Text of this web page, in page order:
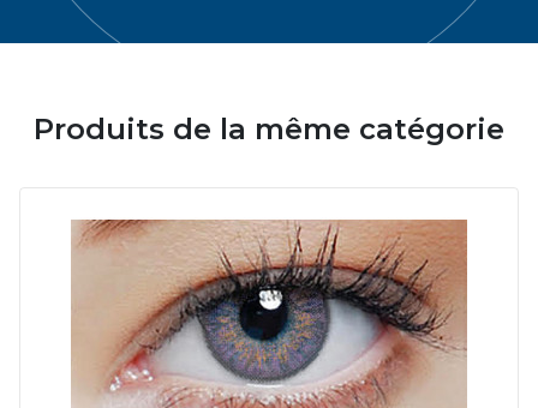
Produits de la même catégorie